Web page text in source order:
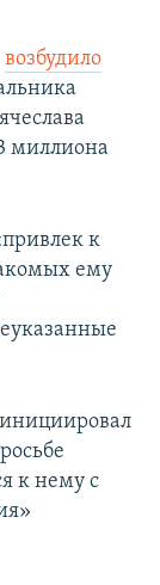
возбудило
миллиона
к
ему
к нему с